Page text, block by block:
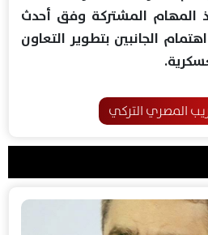
المهام المشتركة وفق أحدث
الجانبين بتطوير التعاون
المصري التركي